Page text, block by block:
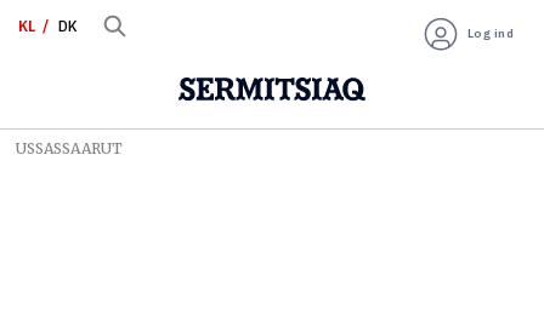
KL DK Log ind
USSASSAARUT